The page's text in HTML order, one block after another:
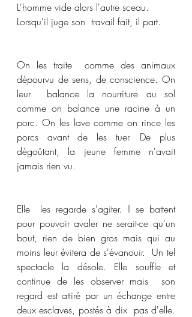
L'homme vide alors l'autre sceau.
Lorsqu'il juge son  travail fait, il part.
On les traite  comme des animaux
dépourvu de sens, de conscience. On
leur  balance la nourriture au sol
comme on balance une racine à un
porc. On les lave comme on rince les
porcs avant de les tuer. De plus
dégoûtant, la jeune femme n'avait
jamais rien vu.
Elle  les regarde s'agiter. Il se battent
pour pouvoir avaler ne serait-ce qu'un
bout, rien de bien gros mais qui au
moins leur évitera de s'évanouir.  Un tel
spectacle la désole. Elle souffle et
continue de les observer mais  son
regard est attiré par un échange entre
deux esclaves, postés à dix  pas d'elle.